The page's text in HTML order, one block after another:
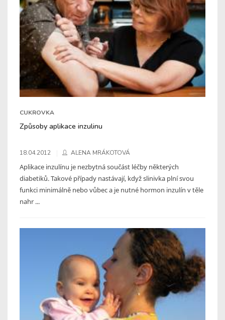
CUKROVKA
Způsoby aplikace inzulinu
18.04.2012 ALENA MRÁKOTOVÁ
Aplikace inzulínu je nezbytná součást léčby některých
diabetiků. Takové případy nastávají, když slinivka plní svou
funkci minimálně nebo vůbec a je nutné hormon inzulín v těle
nahr ...